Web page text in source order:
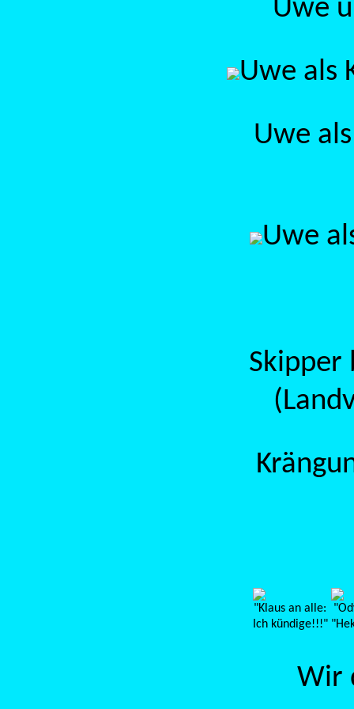
Uwe
Uwe als
Uwe
Uwe
Skipper
"Klaus an alle:
Ich kündige!!!"
Wir